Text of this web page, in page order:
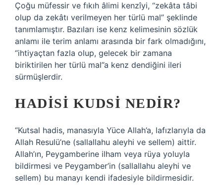
Çoğu müfessir ve fıkıh âlimi kenzîyi, “zekâta tâbi
olup da zekâtı verilmeyen her türlü mal” şeklinde
tanımlamıştır. Bazıları ise kenz kelimesinin sözlük
anlamı ile terim anlamı arasında bir fark olmadığını,
“ihtiyaçtan fazla olup, gelecek bir zamana
biriktirilen her türlü mal”a kenz dendiğini ileri
sürmüşlerdir.
HADISI KUDSI NEDIR?
“Kutsal hadis, manasıyla Yüce Allah’a, lafızlarıyla da
Allah Resulü’ne (sallallahu aleyhi ve sellem) aittir.
Allah’ın, Peygamberine ilham veya rüya yoluyla
bildirmesi ve Peygamber’in (sallallahu aleyhi ve
sellem) bu manayı kendi ifadesiyle bildirmesidir.